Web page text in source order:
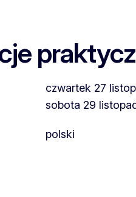
czwartek 27
sobota 29
polski